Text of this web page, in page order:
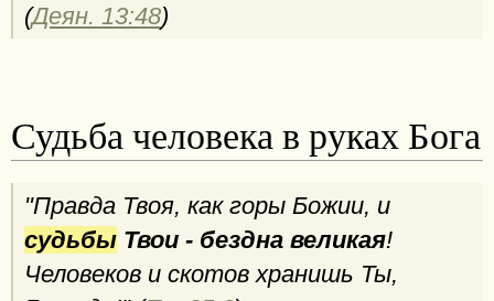
(Деян. 13:48)
Судьба человека в руках Бога
"Правда Твоя, как горы Божии, и
судьбы Твои - бездна великая!
Человеков и скотов хранишь Ты,